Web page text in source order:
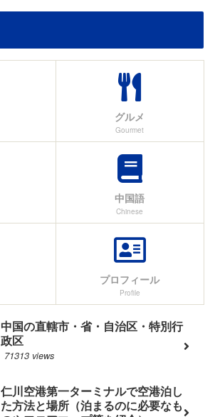
グルメ
Gourmet
中国語
Chinese
プロフィール
Profile
中国の直轄市・省・自治区・特別行
政区
71313 views
仁川空港第一ターミナルで空港泊し
た方法と場所（泊まるのに必要なも